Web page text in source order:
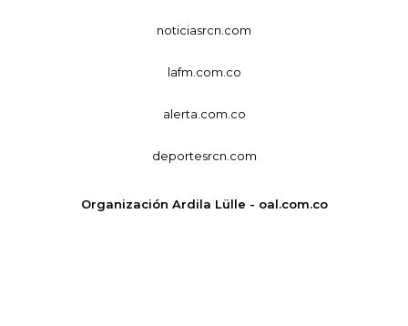
noticiasrcn.com
lafm.com.co
alerta.com.co
deportesrcn.com
Organización Ardila Lülle - oal.com.co